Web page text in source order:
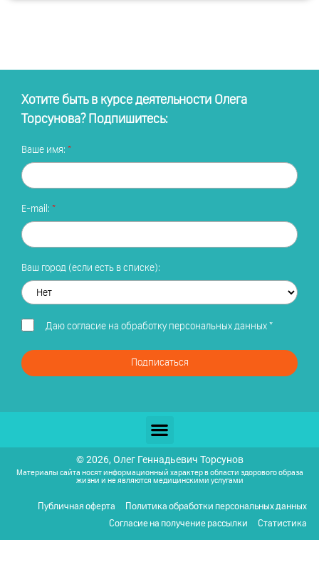
Хотите быть в курсе деятельности Олега
Торсунова? Подпишитесь:
Ваше имя:
E-mail:
Ваш город (если есть в списке):
Даю согласие на обработку персональных данных*
Подписаться
© 2026, Олег Геннадьевич Торсунов
Материалы сайта носят информационный характер в области здорового образа
жизни и не являются медицинскими услугами
Публичная оферта
Политика обработки персональных данных
Согласие на получение рассылки
Статистика